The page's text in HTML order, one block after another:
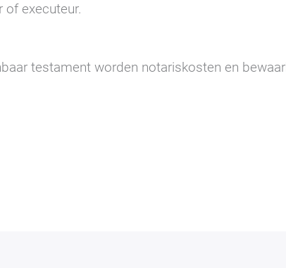
of executeur.
testament worden notariskosten en